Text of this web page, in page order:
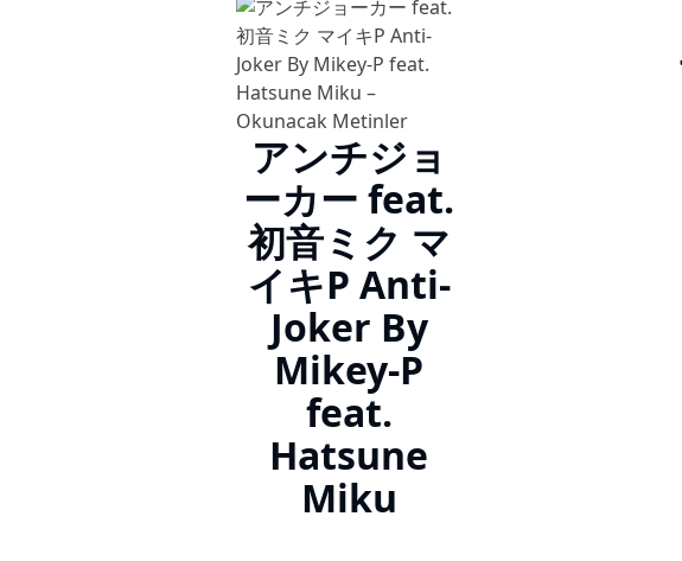
アンチジョ
ーカー feat.
初音ミク マ
イキP Anti-
Joker By
Mikey-P
feat.
Hatsune
Miku